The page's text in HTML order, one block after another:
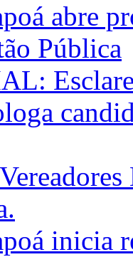
abre
Pública
inicia